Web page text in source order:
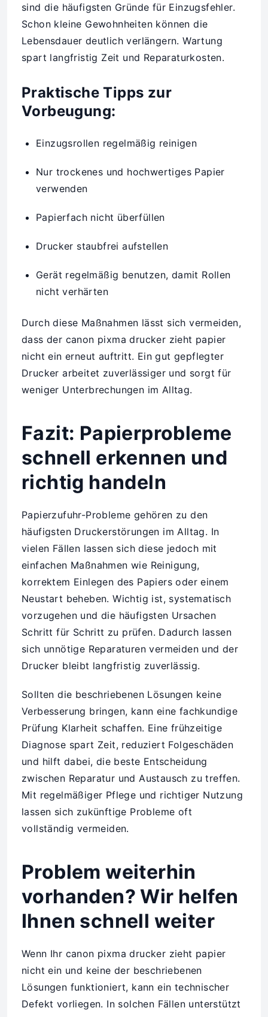
sind die häufigsten Gründe für Einzugsfehler.
Schon kleine Gewohnheiten können die
Lebensdauer deutlich verlängern. Wartung
spart langfristig Zeit und Reparaturkosten.
Praktische Tipps zur
Vorbeugung:
Einzugsrollen regelmäßig reinigen
Nur trockenes und hochwertiges Papier
verwenden
Papierfach nicht überfüllen
Drucker staubfrei aufstellen
Gerät regelmäßig benutzen, damit Rollen
nicht verhärten
Durch diese Maßnahmen lässt sich vermeiden,
dass der canon pixma drucker zieht papier
nicht ein erneut auftritt. Ein gut gepflegter
Drucker arbeitet zuverlässiger und sorgt für
weniger Unterbrechungen im Alltag.
Fazit: Papierprobleme
schnell erkennen und
richtig handeln
Papierzufuhr-Probleme gehören zu den
häufigsten Druckerstörungen im Alltag. In
vielen Fällen lassen sich diese jedoch mit
einfachen Maßnahmen wie Reinigung,
korrektem Einlegen des Papiers oder einem
Neustart beheben. Wichtig ist, systematisch
vorzugehen und die häufigsten Ursachen
Schritt für Schritt zu prüfen. Dadurch lassen
sich unnötige Reparaturen vermeiden und der
Drucker bleibt langfristig zuverlässig.
Sollten die beschriebenen Lösungen keine
Verbesserung bringen, kann eine fachkundige
Prüfung Klarheit schaffen. Eine frühzeitige
Diagnose spart Zeit, reduziert Folgeschäden
und hilft dabei, die beste Entscheidung
zwischen Reparatur und Austausch zu treffen.
Mit regelmäßiger Pflege und richtiger Nutzung
lassen sich zukünftige Probleme oft
vollständig vermeiden.
Problem weiterhin
vorhanden? Wir helfen
Ihnen schnell weiter
Wenn Ihr canon pixma drucker zieht papier
nicht ein und keine der beschriebenen
Lösungen funktioniert, kann ein technischer
Defekt vorliegen. In solchen Fällen unterstützt